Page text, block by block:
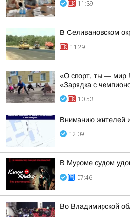
11:39
В Селивановском
11:29
«О спорт, ты — мир
«Зарядка с
10:53
Вниманию жителей
12:09
В Муроме судом
07:46
Во Владимирской